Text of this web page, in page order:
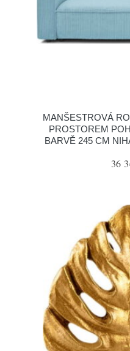
MANŠESTROVÁ
PROSTOREM
BARVĚ 245 CM
36